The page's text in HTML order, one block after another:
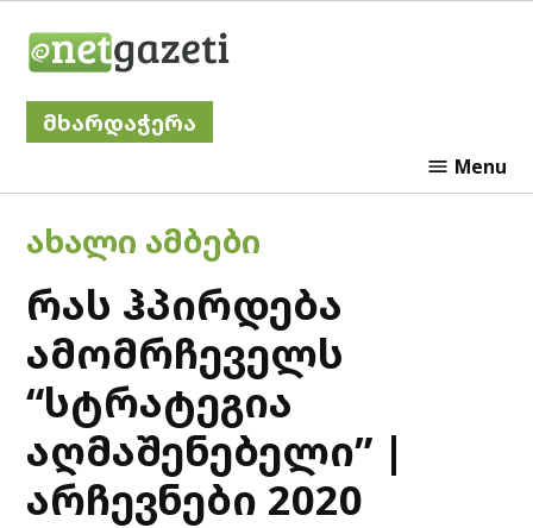
მხარდაჭერა
Menu
POSTED
IN
ᲐᲮᲐᲚᲘ ᲐᲛᲑᲔᲑᲘ
რას ჰპირდება
ამომრჩეველს
“სტრატეგია
აღმაშენებელი” |
არჩევნები 2020